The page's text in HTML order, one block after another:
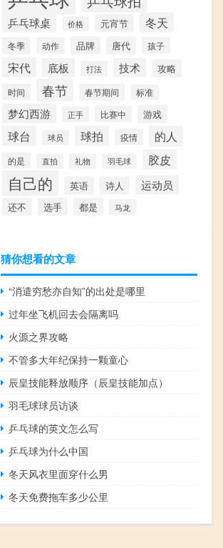
乒乓球桌 价格 元宵节 冬天
冬季 动作 品牌 唐代 孩子
宋代 底板 打法 技术 攻略
时间 春节 春节期间 标准
梦幻西游 正手 比赛中 游戏
球台 球员 球拍 疫情 的人
的是 直拍 礼物 羽毛球 胶皮
自己的 英语 诗人 运动员
还不 选手 都是 马龙
猜你想看的文章
“消遣穷愁亦自知”的出处是哪里
过年坐飞机回去会隔离吗
火源之界攻略
不管多大年纪保持一颗童心
辰皇技能释放顺序（辰皇技能加点）
羽毛球球员访谈
乒乓球的英文怎么写
乒乓球为什么中国
冬天风衣里面穿什么男
冬天免费拖车多少公里